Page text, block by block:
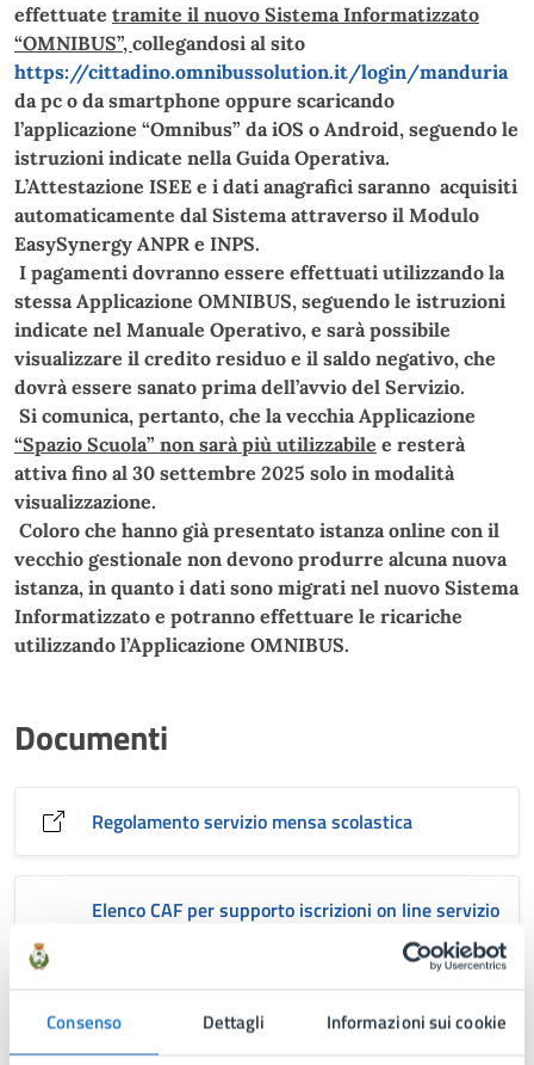
Consenso Dettagli Informazioni sui cookie
effettuate tramite il nuovo Sistema Informatizzato
“OMNIBUS”, collegandosi al sito
https://cittadino.omnibussolution.it/login/manduria
da pc o da smartphone oppure scaricando
l’applicazione “Omnibus” da iOS o Android, seguendo le
istruzioni indicate nella Guida Operativa.
L’Attestazione ISEE e i dati anagrafici saranno acquisiti
automaticamente dal Sistema attraverso il Modulo
EasySynergy ANPR e INPS.
I pagamenti dovranno essere effettuati utilizzando la
stessa Applicazione OMNIBUS, seguendo le istruzioni
indicate nel Manuale Operativo, e sarà possibile
visualizzare il credito residuo e il saldo negativo, che
dovrà essere sanato prima dell’avvio del Servizio.
Si comunica, pertanto, che la vecchia Applicazione
“Spazio Scuola” non sarà più utilizzabile e resterà
attiva fino al 30 settembre 2025 solo in modalità
visualizzazione.
Coloro che hanno già presentato istanza online con il
vecchio gestionale non devono produrre alcuna nuova
istanza, in quanto i dati sono migrati nel nuovo Sistema
Informatizzato e potranno effettuare le ricariche
utilizzando l’Applicazione OMNIBUS.
Documenti
Regolamento servizio mensa scolastica
Elenco CAF per supporto iscrizioni on line servizio
ristorazione e trasporto scolastico A.S. 2025-